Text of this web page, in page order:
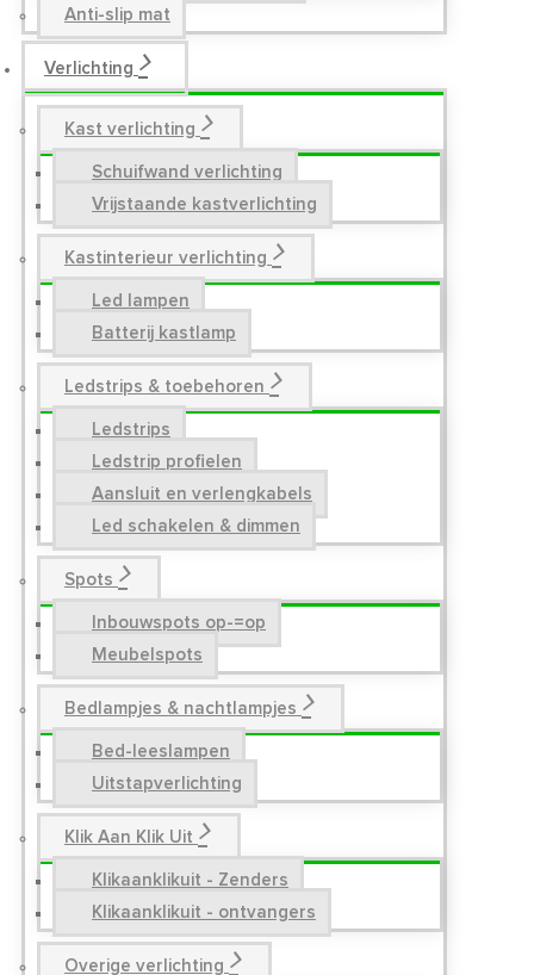
Anti-slip mat
Verlichting
Kast verlichting
Schuifwand verlichting
Vrijstaande kastverlichting
Kastinterieur verlichting
Led lampen
Batterij kastlamp
Ledstrips & toebehoren
Ledstrips
Ledstrip profielen
Aansluit en verlengkabels
Led schakelen & dimmen
Spots
Inbouwspots op-=op
Meubelspots
Bedlampjes & nachtlampjes
Bed-leeslampen
Uitstapverlichting
Klik Aan Klik Uit
Klikaanklikuit - Zenders
Klikaanklikuit - ontvangers
Overige verlichting